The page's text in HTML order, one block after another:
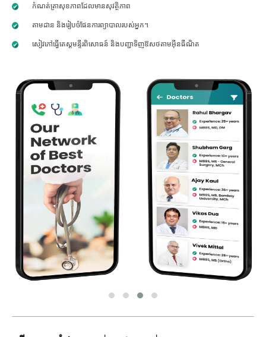
កំណត់ត្រាសុខភាពដែលមានសុវត្ថិភាព
តាមដាន និងរៀបចំផែនការព្យាបាលរបស់អ្នក។
សៀវភៅធ្វើតេស្តមន្ទីរពិសោធន៍ និងបញ្ជាទិញឱសថតាមអ៊ីនធឺណិត